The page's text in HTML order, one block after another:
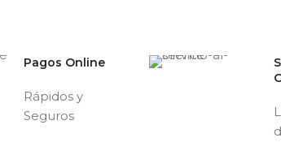
Pagos Online
Rápidos y
Seguros